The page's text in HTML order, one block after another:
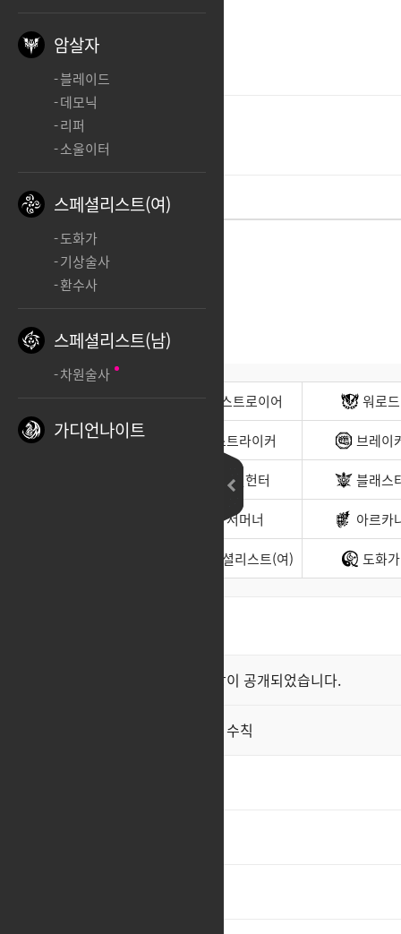
진대환
진대환
ㅊ
암살자
블레이드
데모닉
리퍼
소울이터
스페셜리스트(여)
도화가
기상술사
환수사
스페셜리스트(남)
차원술사
가디언나이트
디스트로이어 워로드
무도가(남)
스트라이커 브레이
데빌헌터 블래스
서머너 아르카
스페셜리스트(여) 도화가
클래스 스킬 영상이 공개되었습니다.
직업게시판 이용 수칙